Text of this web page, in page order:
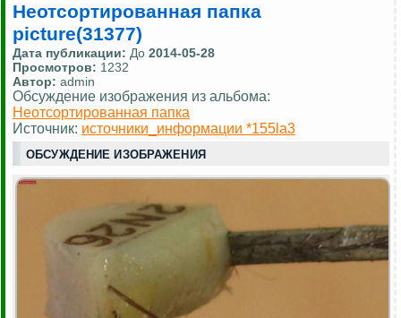
Неотсортированная папка
picture(31377)
Дата публикации: До 2014-05-28
Просмотров: 1232
Автор: admin
Обсуждение изображения из альбома:
Неотсортированная папка
Источник: источники_информации *155la3
ОБСУЖДЕНИЕ ИЗОБРАЖЕНИЯ